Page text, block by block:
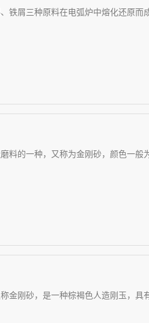
铁屑三种原料在电弧炉中熔化还原而
料的一种，又称为金刚砂，颜色一般
金刚砂，是一种棕褐色人造刚玉，具